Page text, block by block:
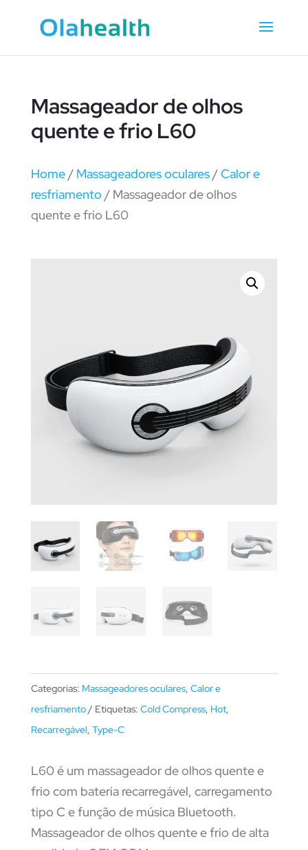
Massageador de olhos
quente e frio L60
Home/ Massageadores oculares/Calor e
resfriamento / Massageador de olhos
quente e frio L60
Categorias: Massageadores oculares, Calor e
resfriamento
Etiquetas: Cold Compress, Hot,
Recarregável, Type-C
L60 é um massageador de olhos quente e
frio com bateria recarregável, carregamento
tipo C e função de música Bluetooth.
Massageador de olhos quente e frio de alta